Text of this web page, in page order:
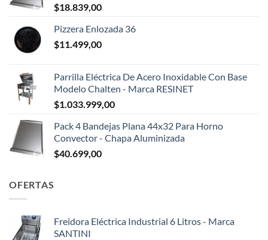
$18.839,00
Pizzera Enlozada 36
$11.499,00
Parrilla Eléctrica De Acero Inoxidable Con Base
Modelo Chalten - Marca RESINET
$1.033.999,00
Pack 4 Bandejas Plana 44x32 Para Horno
Convector - Chapa Aluminizada
$40.699,00
OFERTAS
Freidora Eléctrica Industrial 6 Litros - Marca
SANTINI